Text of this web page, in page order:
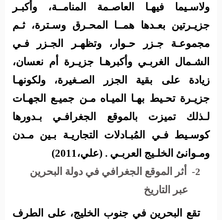
ولاسـيما فيهـا العاصـمة المنامــة، وأكبـر
جزيـرتين بعـدها همــا المحـرق وسـترة، ثـم
مجموعـة جـزر حـوار، وتظهـر الجـزر فـي
الشـمال الغربـي وأكبرهـا جزيـرة أم نعسان،
زيادة على بقية الجزر الصـغيرة، ولكونهـا
جزيـرة تحـيط بهـا الميـاه مـن جميـع الجهـات
لـذلك تميزت بالموقع الجغرافـي بـدورها
كوسـيط فـي المُبـادلات التجاريـة بـين مـدن
ومـوانئ الخلـيج العربـي . (علي،2011)
2-
أثر الموقع الجغرافي في دولة البحرين
عبر التاريخ
تقع البحرين في جنوب الخليج، على الطرف